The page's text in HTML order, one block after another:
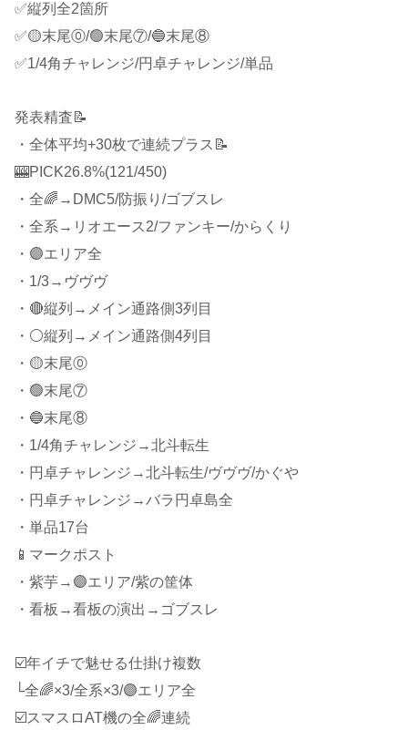
✅縦列全2箇所
✅🟡末尾⓪/🟢末尾⑦/🔵末尾⑧
✅1/4角チャレンジ/円卓チャレンジ/単品
発表精査📝
・全体平均+30枚で連続プラス📝
🎰PICK26.8%(121/450)
・全🌈→DMC5/防振り/ゴブスレ
・全系→リオエース2/ファンキー/からくり
・🟣エリア全
・1/3→ヴヴヴ
・🔴縦列→メイン通路側3列目
・⚪️縦列→メイン通路側4列目
・🟡末尾⓪
・🟢末尾⑦
・🔵末尾⑧
・1/4角チャレンジ→北斗転生
・円卓チャレンジ→北斗転生/ヴヴヴ/かぐや
・円卓チャレンジ→バラ円卓島全
・単品17台
📱マークポスト
・紫芋→🟣エリア/紫の筐体
・看板→看板の演出→ゴブスレ
☑️年イチで魅せる仕掛け複数
└全🌈×3/全系×3/🟣エリア全
☑️スマスロAT機の全🌈連続